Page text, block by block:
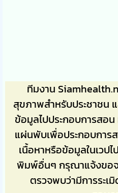
ทีมงาน
สุขภาพสำหรับประชาชน
ข้อมูลไปประกอบการสอน
แผ่นพับเพื่อประกอบการ
เนื้อหาหรือข้อมูลในเวป
พิมพ์อื่นๆ กรุณาแจ้งขอ
ตรวจพบว่ามีการระเ